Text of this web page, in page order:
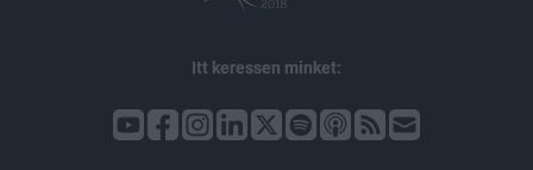
Itt keressen minket: